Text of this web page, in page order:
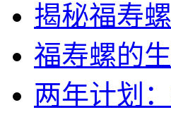
揭秘福寿
福寿螺的
两年计划